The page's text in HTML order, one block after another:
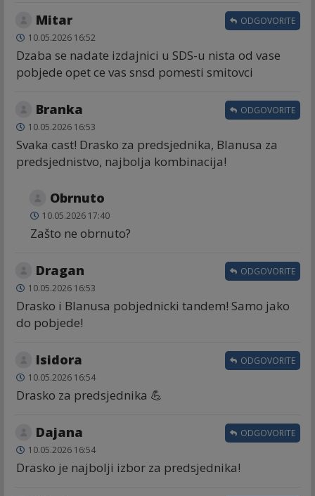
Mitar
10.05.2026 16:52
Dzaba se nadate izdajnici u SDS-u nista od vase
pobjede opet ce vas snsd pomesti smitovci
ODGOVORITE
Branka
10.05.2026 16:53
Svaka cast! Drasko za predsjednika, Blanusa za
predsjednistvo, najbolja kombinacija!
ODGOVORITE
Obrnuto
10.05.2026 17:40
Zašto ne obrnuto?
Dragan
10.05.2026 16:53
Drasko i Blanusa pobjednicki tandem! Samo jako
do pobjede!
ODGOVORITE
Isidora
10.05.2026 16:54
Drasko za predsjednika 💪
ODGOVORITE
Dajana
10.05.2026 16:54
Drasko je najbolji izbor za predsjednika!
ODGOVORITE